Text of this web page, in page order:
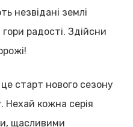
незвідані землі
радості. Здійсни
старт нового сезону
Нехай кожна серія
щасливими